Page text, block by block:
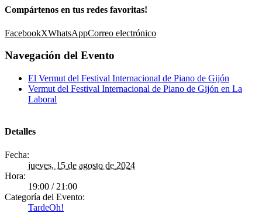
Compártenos en tus redes favoritas!
FacebookXWhatsAppCorreo electrónico
Navegación del Evento
El Vermut del Festival Internacional de Piano de Gijón
Vermut del Festival Internacional de Piano de Gijón en La
Laboral
Detalles
Fecha:
jueves, 15 de agosto de 2024
Hora:
19:00 / 21:00
Categoría del Evento:
TardeOh!